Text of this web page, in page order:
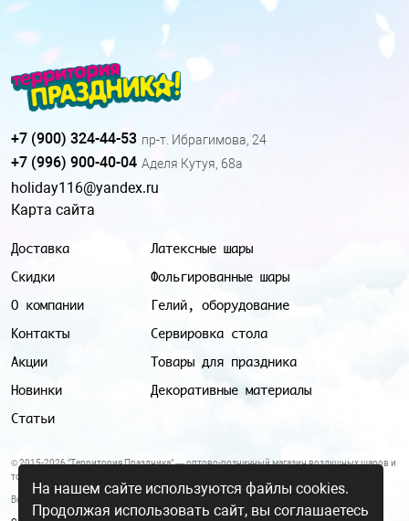
Доставка
Скидки
О компании
Контакты
Акции
Новинки
Статьи
Латексные шары
Фольгированные шары
Гелий, оборудование
Сервировка стола
Товары для праздника
Декоративные материалы
+7 (900) 324-44-53 пр-т. Ибрагимова, 24
+7 (996) 900-40-04 Аделя Кутуя, 68а
holiday116@yandex.ru
Карта сайта
© 2015-2026 "Территория Праздника" — оптово-розничный магазин воздушных шаров и
товаров для праздника.
Все цены и условия, указанные на данном сайте, не являются публичной офертой.
На нашем сайте используются файлы cookies.
Продолжая использовать сайт, вы соглашаетесь